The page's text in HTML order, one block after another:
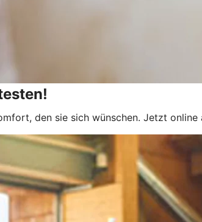
den sie sich wünschen. Jetzt online